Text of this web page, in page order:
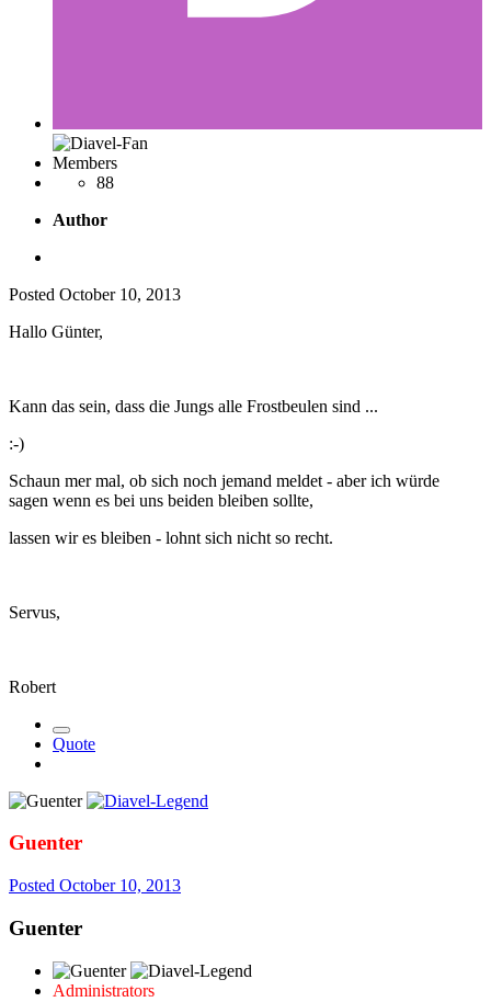
Members
88
Author
Posted October 10, 2013
Hallo Günter,
Kann das sein, dass die Jungs alle Frostbeulen sind ...
:-)
Schaun mer mal, ob sich noch jemand meldet - aber ich würde
sagen wenn es bei uns beiden bleiben sollte,
lassen wir es bleiben - lohnt sich nicht so recht.
Servus,
Robert
Quote
Guenter
Posted October 10, 2013
Guenter
Administrators